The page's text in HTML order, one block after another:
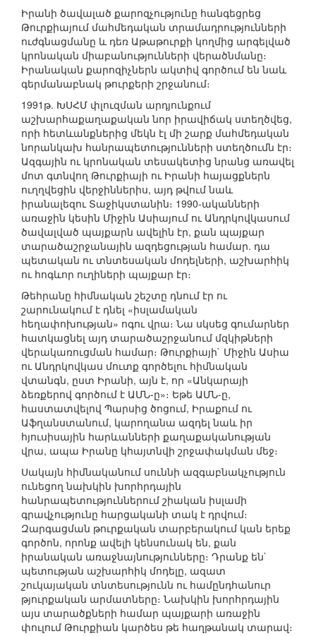
Իրանի ծավալած քարոզչությունը հանգեցրեց
Թուրքիայում մահմեդական տրամադրությունների
ուժգնացմանը և դեռ Աթաթուրքի կողմից արգելված
կրոնական միաբանությունների վերածնմանը։
Իրանական քարոզիչներն ակտիվ գործում են նաև
գերմանաբնակ թուրքերի շրջանում։
1991թ. ԽՍՀՄ փլուզման արդյունքում
աշխարհաքաղաքական նոր իրավիճակ ստեղծվեց,
որի հետևանքներից մեկն էլ մի շարք մահմեդական
նորանկախ հանրապետությունների ստեղծումն էր։
Ազգային ու կրոնական տեսակետից նրանց առավել
մոտ գտնվող Թուրքիայի ու Իրանի հայացքներն
ուղղվեցին վերջիններիս, այդ թվում նաև
իրանալեզու Տաջիկստանին։ 1990-ականների
առաջին կեսին Միջին Ասիայում ու Անդրկովկասում
ծավալված պայքարն ավելին էր, քան պայքար
տարածաշրջանային ազդեցության համար. դա
պետական ու տնտեսական մոդելների, աշխարհիկ
ու հոգևոր ուղիների պայքար էր։
Թեհրանը հիմնական շեշտը դնում էր ու
շարունակում է դնել «իսլամական
հեղափոխության» ոգու վրա։ Նա սկսեց գումարներ
հատկացնել այդ տարածաշրջանում մզկիթների
վերակառուցման համար։ Թուրքիայի` Միջին Ասիա
ու Անդրկովկաս մուտք գործելու հիմնական
վտանգն, ըստ Իրանի, այն է, որ «Անկարայի
ձեռքերով գործում է ԱՄՆ-ը»։ Եթե ԱՄՆ-ը,
հաստատվելով Պարսից ծոցում, Իրաքում ու
Աֆղանստանում, կարողանա ազդել նաև իր
հյուսիսային հարևանների քաղաքականության
վրա, ապա Իրանը կհայտնվի շրջափակման մեջ։
Սակայն հիմնականում սուննի ազգաբնակչություն
ունեցող նախկին խորհրդային
հանրապետություններում շիական իսլամի
գրավչությունը հարցականի տակ է դրվում։
Զարգացման թուրքական տարբերակում կան երեք
գործոն, որոնք ավելի կենսունակ են, քան
իրանական առաջնայնությունները։ Դրանք են`
պետության աշխարհիկ մոդելը, ազատ
շուկայական տնտեսությունն ու համընդհանուր
թյուրքական արմատները։ Նախկին խորհրդային
այս տարածքների համար պայքարի առաջին
փուլում Թուրքիան կարծես թե հաղթանակ տարավ։